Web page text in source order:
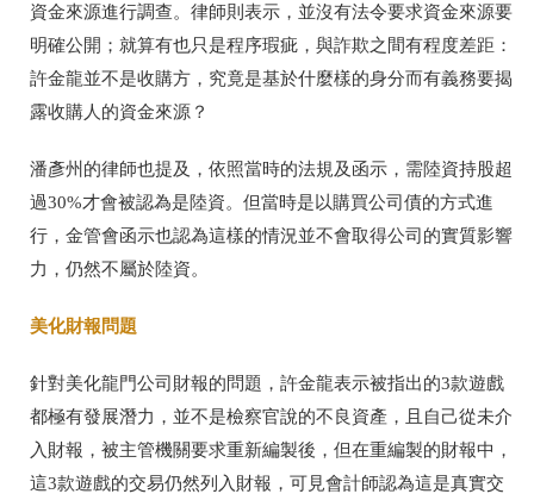
資金來源進行調查。律師則表示，並沒有法令要求資金來源要
明確公開；就算有也只是程序瑕疵，與詐欺之間有程度差距：
許金龍並不是收購方，究竟是基於什麼樣的身分而有義務要揭
露收購人的資金來源？
潘彥州的律師也提及，依照當時的法規及函示，需陸資持股超
過30%才會被認為是陸資。但當時是以購買公司債的方式進
行，金管會函示也認為這樣的情況並不會取得公司的實質影響
力，仍然不屬於陸資。
美化財報問題
針對美化龍門公司財報的問題，許金龍表示被指出的3款遊戲
都極有發展潛力，並不是檢察官說的不良資產，且自己從未介
入財報，被主管機關要求重新編製後，但在重編製的財報中，
這3款遊戲的交易仍然列入財報，可見會計師認為這是真實交